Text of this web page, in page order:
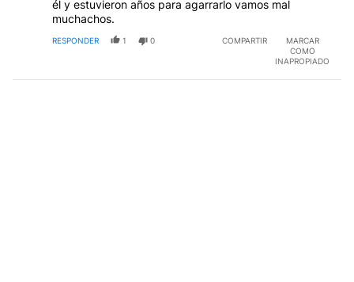
él y estuvieron años para agarrarlo vamos mal
muchachos.
RESPONDER 1 0 COMPARTIR
MARCAR
COMO
INAPROPIADO